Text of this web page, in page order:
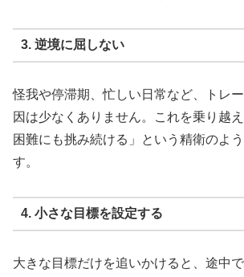
3. 逆境に屈しない
怪我や停滞期、忙しい日常など、トレ
因は少なくありません。これを乗り越
困難にも挑み続ける」という精衛のよ
す。
4. 小さな目標を設定する
大きな目標だけを追いかけると、途中